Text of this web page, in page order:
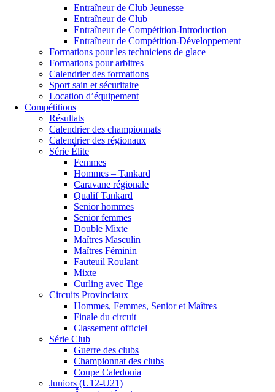
Entraîneur de Club Jeunesse
Entraîneur de Club
Entraîneur de Compétition-Introduction
Entraîneur de Compétition-Développement
Formations pour les techniciens de glace
Formations pour arbitres
Calendrier des formations
Sport sain et sécuritaire
Location d’équipement
Compétitions
Résultats
Calendrier des championnats
Calendrier des régionaux
Série Élite
Femmes
Hommes – Tankard
Caravane régionale
Qualif Tankard
Senior hommes
Senior femmes
Double Mixte
Maîtres Masculin
Maîtres Féminin
Fauteuil Roulant
Mixte
Curling avec Tige
Circuits Provinciaux
Hommes, Femmes, Senior et Maîtres
Finale du circuit
Classement officiel
Série Club
Guerre des clubs
Championnat des clubs
Coupe Caledonia
Juniors (U12-U21)